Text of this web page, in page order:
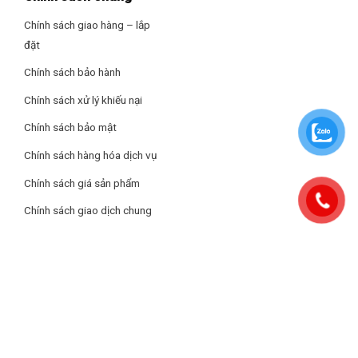
Giữ lạnh đều, bảo toàn độ tươi ngon
phân bổ
đồng đều đến mọi ngóc ngách trong tủ
, giúp duy trì độ ẩm ổn
Chính sách giao hàng – lắp
đặt
Chính sách bảo hành
Chính sách xử lý khiếu nại
Chính sách bảo mật
Chính sách hàng hóa dịch vụ
Chính sách giá sản phẩm
Chính sách giao dịch chung